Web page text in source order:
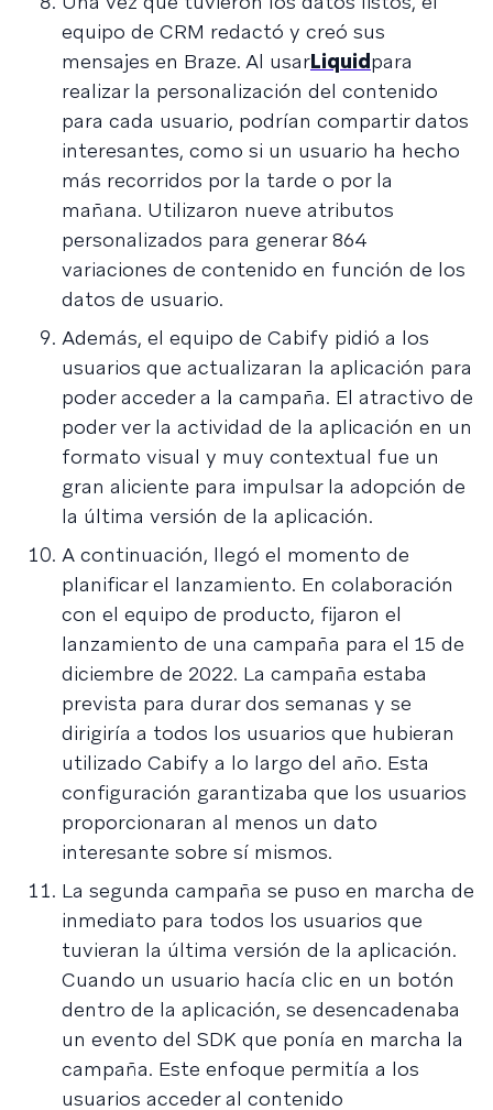
equipo de CRM redactó y creó sus
mensajes en Braze. Al usarLiquidpara
realizar la personalización del contenido
para cada usuario, podrían compartir datos
interesantes, como si un usuario ha hecho
más recorridos por la tarde o por la
mañana. Utilizaron nueve atributos
personalizados para generar 864
variaciones de contenido en función de los
datos de usuario.
Además, el equipo de Cabify pidió a los
usuarios que actualizaran la aplicación para
poder acceder a la campaña. El atractivo de
poder ver la actividad de la aplicación en un
formato visual y muy contextual fue un
gran aliciente para impulsar la adopción de
la última versión de la aplicación.
A continuación, llegó el momento de
planificar el lanzamiento. En colaboración
con el equipo de producto, fijaron el
lanzamiento de una campaña para el 15 de
diciembre de 2022. La campaña estaba
prevista para durar dos semanas y se
dirigiría a todos los usuarios que hubieran
utilizado Cabify a lo largo del año. Esta
configuración garantizaba que los usuarios
proporcionaran al menos un dato
interesante sobre sí mismos.
La segunda campaña se puso en marcha de
inmediato para todos los usuarios que
tuvieran la última versión de la aplicación.
Cuando un usuario hacía clic en un botón
dentro de la aplicación, se desencadenaba
un evento del SDK que ponía en marcha la
campaña. Este enfoque permitía a los
usuarios acceder al contenido